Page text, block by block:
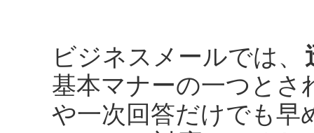
ビジネスメールでは、
基本マナーの一つとさ
や一次回答だけでも早